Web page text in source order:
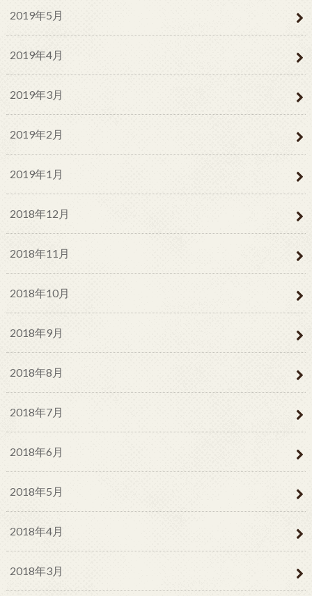
2019年5月
2019年4月
2019年3月
2019年2月
2019年1月
2018年12月
2018年11月
2018年10月
2018年9月
2018年8月
2018年7月
2018年6月
2018年5月
2018年4月
2018年3月